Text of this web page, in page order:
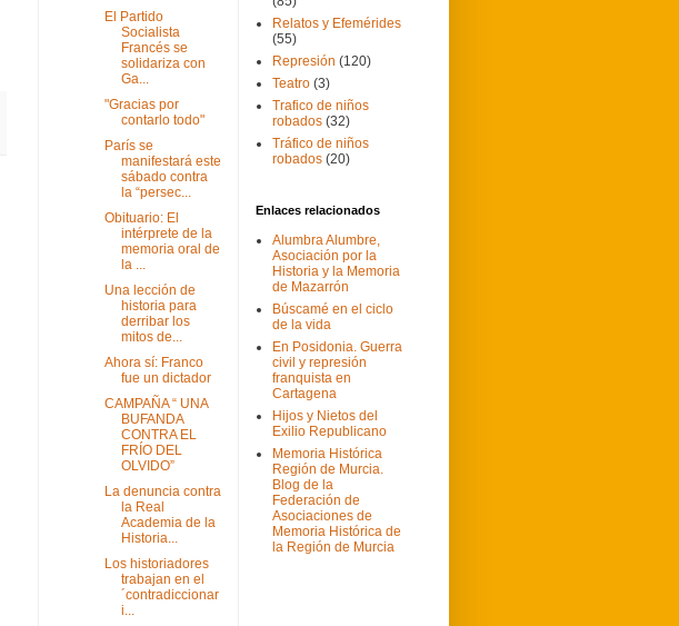
El Partido
Socialista
Francés se
solidariza con
Ga...
"Gracias por
contarlo todo"
París se
manifestará este
sábado contra
la “persec...
Obituario: El
intérprete de la
memoria oral de
la ...
Una lección de
historia para
derribar los
mitos de...
Ahora sí: Franco
fue un dictador
CAMPAÑA “ UNA
BUFANDA
CONTRA EL
FRÍO DEL
OLVIDO”
La denuncia contra
la Real
Academia de la
Historia...
Los historiadores
trabajan en el
´contradiccionar
i...
Relatos y Efemérides
(55)
Represión (120)
Teatro (3)
Trafico de niños
robados (32)
Tráfico de niños
robados (20)
Enlaces relacionados
Alumbra Alumbre,
Asociación por la
Historia y la Memoria
de Mazarrón
Búscamé en el ciclo
de la vida
En Posidonia. Guerra
civil y represión
franquista en
Cartagena
Hijos y Nietos del
Exilio Republicano
Memoria Histórica
Región de Murcia.
Blog de la
Federación de
Asociaciones de
Memoria Histórica de
la Región de Murcia